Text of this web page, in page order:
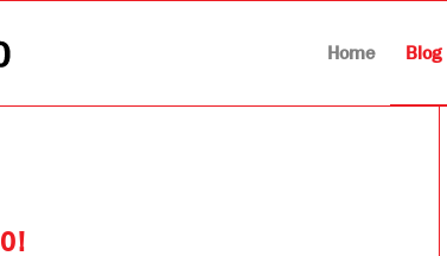
Home Blog